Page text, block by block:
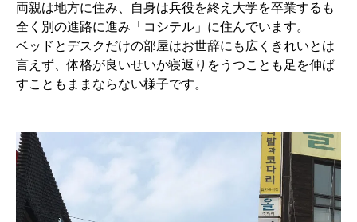
両親は地方に住み、自身は兵役を終え大学を卒業するも
全く別の進路に進み「コシテル」に住んでいます。
ベッドとデスクだけの部屋はお世辞にも広くきれいとは
言えず、体格が良いせいか寝返りをうつことも足を伸ば
すこともままならない様子です。